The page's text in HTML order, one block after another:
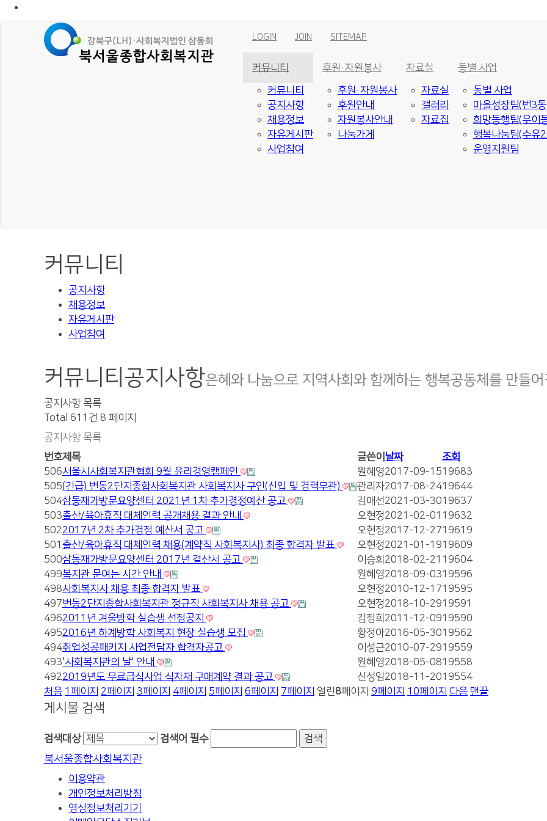
LOGIN JOIN SITEMAP
커뮤니티
커뮤니티
공지사항
채용정보
자유게시판
사업참여
후원·자원봉사
후원·자원봉사
후원안내
자원봉사안내
나눔가게
자료실
자료실
갤러리
자료집
동별 사업
동별 사업
마을성장팀(번3
희망동행팀(우이
행복나눔팀(수유
운영지원팀
커뮤니티
공지사항
채용정보
자유게시판
사업참여
커뮤니티 공지사항은혜와 나눔으로 지역사회와 함께하는 행복공동체를 만들
공지사항 목록
Total 611건 8 페이지
공지사항 목록
번호제목 글쓴이 날짜
조회
506서울시사회복지관협회 9월 윤리경영캠페인 원혜영2017-09-1519683
505(긴급) 번동2단지종합사회복지관 사회복지사 구인(신입 및 경력무관) 관리자2017-08-2419644
504삼동재가방문요양센터 2021년 1차 추가경정예산 공고 김애선2021-03-3019637
503출산/육아휴직 대체인력 공개채용 결과 안내 오현정2021-02-01 19632
5022017년 2차 추가경정 예산서 공고 오현정2017-12-2719619
501 출산/육아휴직 대체인력 채용(계약직 사회복지사) 최종 합격자 발표 오현정2021-01-1919609
500삼동재가방문요양센터 2017년 결산서 공고 이승희 2018-02-21 19604
499복지관 문여는 시간 안내 원혜영2018-09-0319596
498사회복지사 채용 최종 합격자 발표 오현정2010-12-1719595
497번동2단지종합사회복지관 정규직 사회복지사 채용 공고 오현정2018-10-2919591
4962011년 겨울방학 실습생 선정공지 김정희 2011-12-0919590
4952016년 하계방학 사회복지 현장 실습생 모집 황정아2016-05-3019562
494취업성공패키지 사업전담자 합격자공고 이성근2010-07-2919559
493'사회복지관의 날' 안내 원혜영2018-05-0819558
4922019년도 무료급식사업 식자재 구매계약 결과 공고 신성임2018-11-2019554
처음 1 페이지 2페이지 3페이지 4페이지 5페이지 6페이지 7페이지 열린8페이지 9페이지 10페이지 다음 맨끝
게시물 검색
검색대상 검색어 필수
북서울종합사회복지관
이용약관
개인정보처리방침
영상정보처리기기